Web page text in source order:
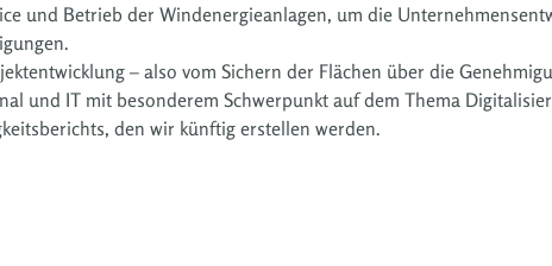
und Betrieb der Windenergieanlagen, um die
– also vom Sichern der Flächen über die
und IT mit besonderem Schwerpunkt auf dem Thema
den wir künftig erstellen werden.